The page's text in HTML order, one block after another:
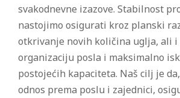
svakodnevne izazove. Stabilnost
nastojimo osigurati kroz planski
otkrivanje novih količina uglja, ali i
organizaciju posla i maksimalno
postojećih kapaciteta. Naš cilj je
odnos prema poslu i zajednici,